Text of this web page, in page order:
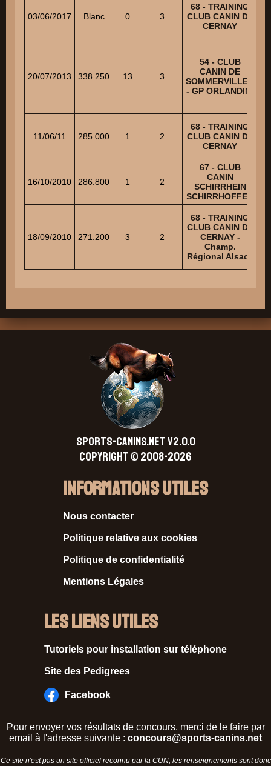
03/06/2017 Blanc 0 3
68 - TRAINING
CLUB CANIN DE
CERNAY
20/07/2013 338.250 13 3
54 - CLUB
CANIN DE
SOMMERVILLER
- GP ORLANDINI
11/06/11 285.000 1 2
68 - TRAINING
CLUB CANIN DE
CERNAY
16/10/2010 286.800 1 2
67 - CLUB
CANIN
SCHIRRHEIN
SCHIRRHOFFEN
18/09/2010 271.200 3 2
68 - TRAINING
CLUB CANIN DE
CERNAY -
Champ.
Régional Alsace
SPORTS-CANINS.NET V2.0.0
Copyright © 2008-2026
Informations Utiles
Nous contacter
Politique relative aux cookies
Politique de confidentialité
Mentions Légales
Les liens utiles
Tutoriels pour installation sur téléphone
Site des Pedigrees
Facebook
Pour envoyer vos résultats de concours, merci de le faire par
email à l'adresse suivante : concours@sports-canins.net
Ce site n'est pas un site officiel reconnu par la CUN, les renseignements sont donc